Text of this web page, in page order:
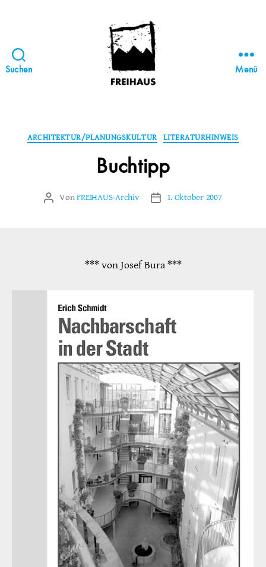
Suchen
STATTBAU
HAMBURG
Menü
Kategorien
ARCHITEKTUR/PLANUNGSKULTUR LITERATURHINWEIS
Buchtipp
Beitragsautor
VonFREIHAUS-Archiv Veröffentlichungsdatum
1. Oktober 2007
*** von Josef Bura ***